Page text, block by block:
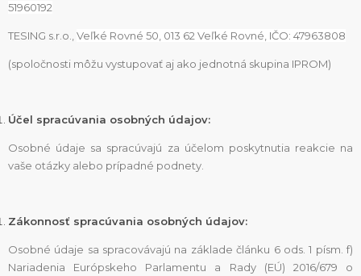
51960192
TESING s.r.o., Veľké Rovné 50, 013 62 Veľké Rovné, IČO: 47963808
(spoločnosti môžu vystupovať aj ako jednotná skupina IPROM)
Účel spracúvania osobných údajov:
Osobné údaje sa spracúvajú za účelom poskytnutia reakcie na
vaše otázky alebo prípadné podnety.
Zákonnosť spracúvania osobných údajov:
Osobné údaje sa spracovávajú na základe článku 6 ods. 1 písm. f)
Nariadenia Európskeho Parlamentu a Rady (EÚ) 2016/679 o